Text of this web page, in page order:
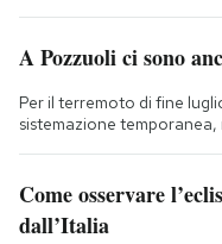
A Pozzuoli ci sono
Per il terremoto di fine
sistemazione
Come osservare
dall’Italia